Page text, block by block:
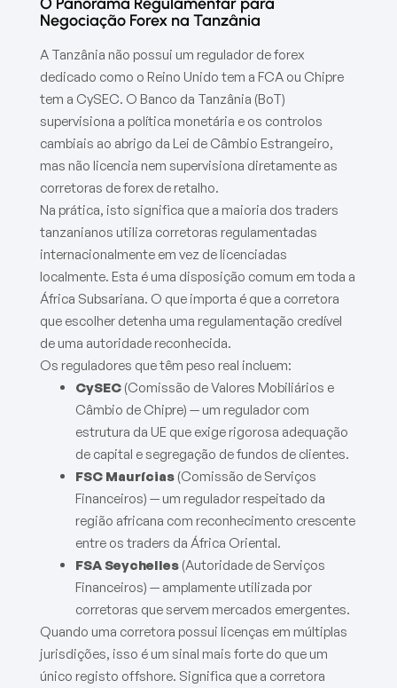
Negociação Forex na Tanzânia
A Tanzânia não possui um regulador de forex
dedicado como o Reino Unido tem a FCA ou Chipre
tem a CySEC. O Banco da Tanzânia (BoT)
supervisiona a política monetária e os controlos
cambiais ao abrigo da Lei de Câmbio Estrangeiro,
mas não licencia nem supervisiona diretamente as
corretoras de forex de retalho.
Na prática, isto significa que a maioria dos traders
tanzanianos utiliza corretoras regulamentadas
internacionalmente em vez de licenciadas
localmente. Esta é uma disposição comum em toda a
África Subsariana. O que importa é que a corretora
que escolher detenha uma regulamentação credível
de uma autoridade reconhecida.
Os reguladores que têm peso real incluem:
CySEC (Comissão de Valores Mobiliários e
Câmbio de Chipre) — um regulador com
estrutura da UE que exige rigorosa adequação
de capital e segregação de fundos de clientes.
FSC Maurícias (Comissão de Serviços
Financeiros) — um regulador respeitado da
região africana com reconhecimento crescente
entre os traders da África Oriental.
FSA Seychelles (Autoridade de Serviços
Financeiros) — amplamente utilizada por
corretoras que servem mercados emergentes.
Quando uma corretora possui licenças em múltiplas
jurisdições, isso é um sinal mais forte do que um
único registo offshore. Significa que a corretora